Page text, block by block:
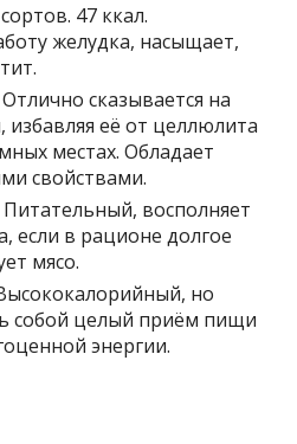
47 ккал.
желудка, насыщает,
сказывается на
избавляя её от целлюлита
местах. Обладает
свойствами.
Питательный, восполняет
если в рационе долгое
мясо.
но
собой целый приём пищи
энергии.